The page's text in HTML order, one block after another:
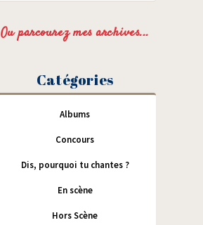
Ou parcourez mes archives...
Catégories
Albums
Concours
Dis, pourquoi tu chantes ?
En scène
Hors Scène